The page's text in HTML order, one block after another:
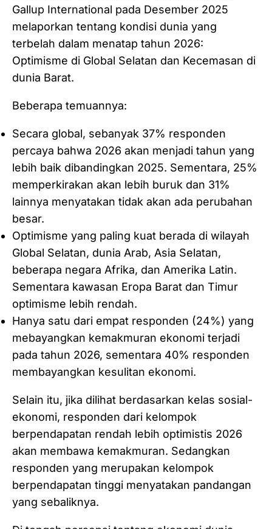
Gallup International pada Desember 2025
melaporkan tentang kondisi dunia yang
terbelah dalam menatap tahun 2026:
Optimisme di Global Selatan dan Kecemasan di
dunia Barat.
Beberapa temuannya:
Secara global, sebanyak 37% responden
percaya bahwa 2026 akan menjadi tahun yang
lebih baik dibandingkan 2025. Sementara, 25%
memperkirakan akan lebih buruk dan 31%
lainnya menyatakan tidak akan ada perubahan
besar.
Optimisme yang paling kuat berada di wilayah
Global Selatan, dunia Arab, Asia Selatan,
beberapa negara Afrika, dan Amerika Latin.
Sementara kawasan Eropa Barat dan Timur
optimisme lebih rendah.
Hanya satu dari empat responden (24%) yang
mebayangkan kemakmuran ekonomi terjadi
pada tahun 2026, sementara 40% responden
membayangkan kesulitan ekonomi.
Selain itu, jika dilihat berdasarkan kelas sosial-
ekonomi, responden dari kelompok
berpendapatan rendah lebih optimistis 2026
akan membawa kemakmuran. Sedangkan
responden yang merupakan kelompok
berpendapatan tinggi menyatakan pandangan
yang sebaliknya.